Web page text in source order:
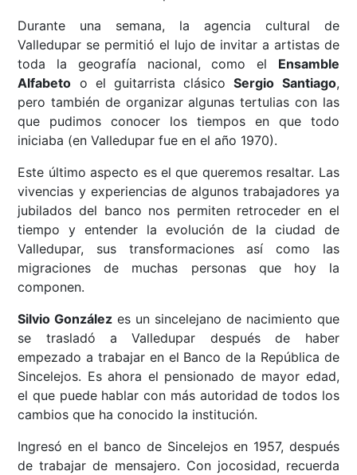
Durante una semana, la agencia cultural de
Valledupar se permitió el lujo de invitar a artistas de
toda la geografía nacional, como el Ensamble
Alfabeto o el guitarrista clásicoSergio Santiago,
pero también de organizar algunas tertulias con las
que pudimos conocer los tiempos en que todo
iniciaba (en Valledupar fue en el año 1970).
Este último aspecto es el que queremos resaltar. Las
vivencias y experiencias de algunos trabajadores ya
jubilados del banco nos permiten retroceder en el
tiempo y entender la evolución de la ciudad de
Valledupar, sus transformaciones así como las
migraciones de muchas personas que hoy la
componen.
Silvio González es un sincelejano de nacimiento que
se trasladó a Valledupar después de haber
empezado a trabajar en el Banco de la República de
Sincelejos. Es ahora el pensionado de mayor edad,
el que puede hablar con más autoridad de todos los
cambios que ha conocido la institución.
Ingresó en el banco de Sincelejos en 1957, después
de trabajar de mensajero. Con jocosidad, recuerda